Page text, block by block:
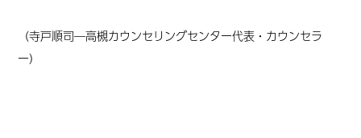
（寺戸順司―高槻カウンセリングセンター代表・カウンセラ
ー）